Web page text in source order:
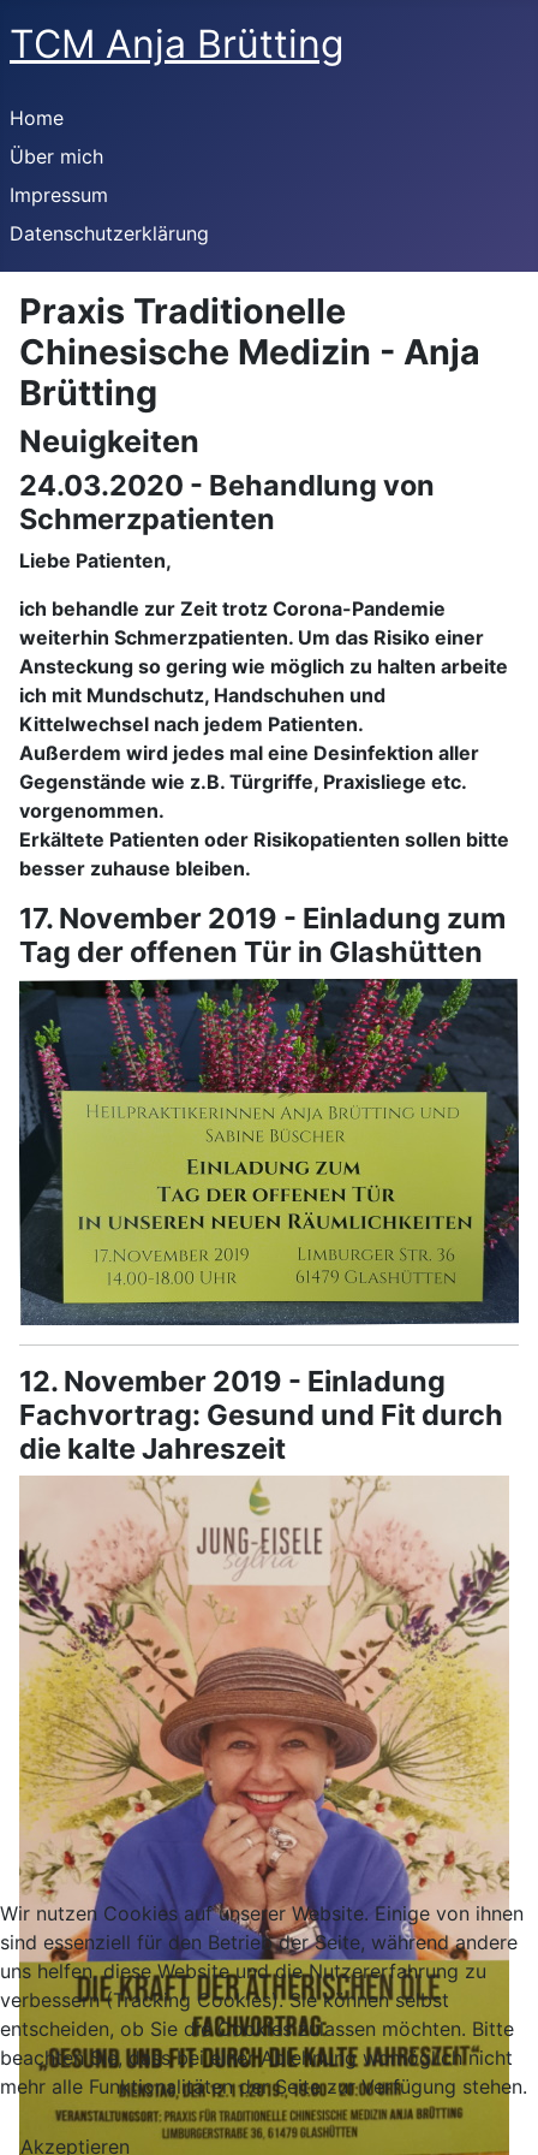
TCM Anja Brütting
Home
Über mich
Impressum
Datenschutzerklärung
Praxis Traditionelle
Chinesische Medizin - Anja
Brütting
Neuigkeiten
24.03.2020 - Behandlung von
Schmerzpatienten
Liebe Patienten,
ich behandle zur Zeit trotz Corona-Pandemie
weiterhin Schmerzpatienten. Um das Risiko einer
Ansteckung so gering wie möglich zu halten arbeite
ich mit Mundschutz, Handschuhen und
Kittelwechsel nach jedem Patienten.
Außerdem wird jedes mal eine Desinfektion aller
Gegenstände wie z.B. Türgriffe, Praxisliege etc.
vorgenommen.
Erkältete Patienten oder Risikopatienten sollen bitte
besser zuhause bleiben.
17. November 2019 - Einladung zum
Tag der offenen Tür in Glashütten
12. November 2019 - Einladung
Fachvortrag: Gesund und Fit durch
die kalte Jahreszeit
Wir nutzen Cookies auf unserer Website. Einige von ihnen
sind essenziell für den Betrieb der Seite, während andere
uns helfen, diese Website und die Nutzererfahrung zu
verbessern (Tracking Cookies). Sie können selbst
entscheiden, ob Sie die Cookies zulassen möchten. Bitte
beachten Sie, dass bei einer Ablehnung womöglich nicht
mehr alle Funktionalitäten der Seite zur Verfügung stehen.
Akzeptieren